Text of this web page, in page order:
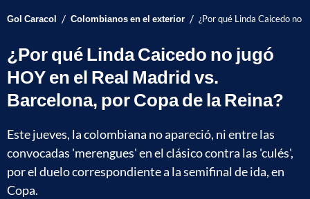
Gol Caracol / Colombianos en el exterior / ¿Por qué Linda Caicedo no
¿Por qué Linda Caicedo no jugó
HOY en el Real Madrid vs.
Barcelona, por Copa de la Reina?
Este jueves, la colombiana no apareció, ni entre las
convocadas 'merengues' en el clásico contra las 'culés',
por el duelo correspondiente a la semifinal de ida, en
Copa.